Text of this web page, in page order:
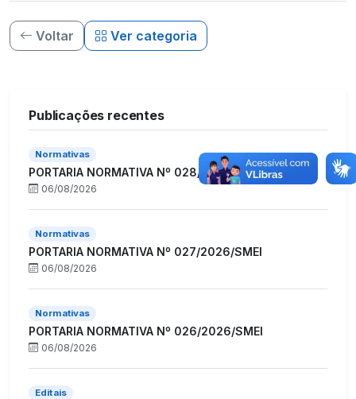
Voltar Ver categoria
Publicações recentes
Normativas
PORTARIA NORMATIVA Nº 028/2026/SMEI
06/08/2026
Normativas
PORTARIA NORMATIVA Nº 027/2026/SMEI
06/08/2026
Normativas
PORTARIA NORMATIVA Nº 026/2026/SMEI
06/08/2026
Editais